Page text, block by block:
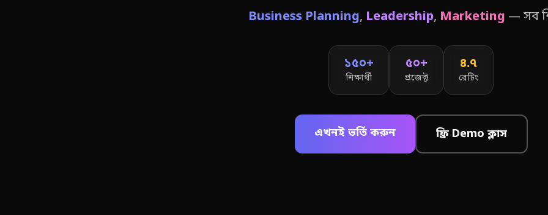
Business Planning, Leadership, Marketing — সব
১৫০+
শিক্ষার্থী
৫০+
প্রজেক্ট
৪.৭
রেটিং
এখনই ভর্তি করুন ফ্রি Demo ক্লাস